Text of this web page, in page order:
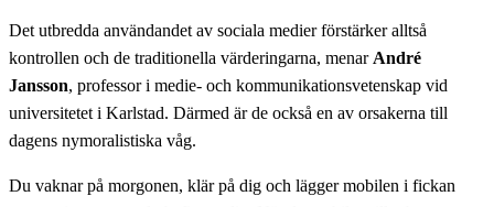
Det utbredda användandet av sociala medier förstärker alltså
kontrollen och de traditionella värderingarna, menar André
Jansson, professor i medie- och kommunikationsvetenskap vid
universitetet i Karlstad. Därmed är de också en av orsakerna till
dagens nymoralistiska våg.
Du vaknar på morgonen, klär på dig och lägger mobilen i fickan